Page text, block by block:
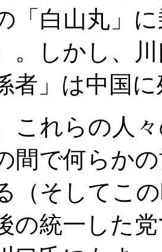
「白山丸」
。しかし、
者」は中国
れらの人
間で何らか
（そしてこ
の統一した